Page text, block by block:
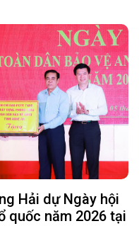
Hải dự Ngày hội
quốc năm 2026 tại